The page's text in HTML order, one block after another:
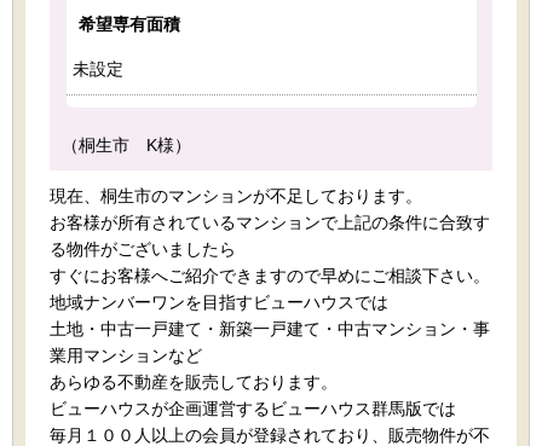
希望専有面積
未設定
（桐生市 K様）
現在、桐生市のマンションが不足しております。
お客様が所有されているマンションで上記の条件に合致す
る物件がございましたら
すぐにお客様へご紹介できますので早めにご相談下さい。
地域ナンバーワンを目指すビューハウスでは
土地・中古一戸建て・新築一戸建て・中古マンション・事
業用マンションなど
あらゆる不動産を販売しております。
ビューハウスが企画運営するビューハウス群馬版では
毎月１００人以上の会員が登録されており、販売物件が不